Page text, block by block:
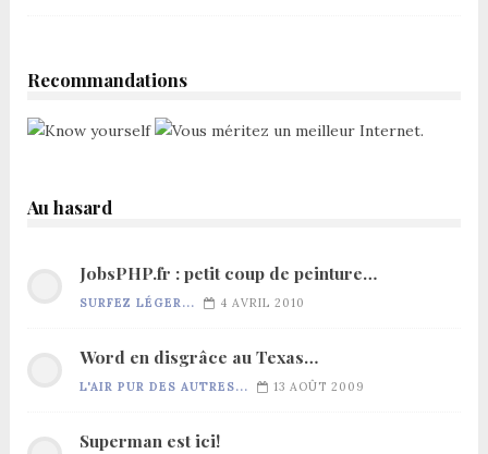
Recommandations
Au hasard
JobsPHP.fr : petit coup de peinture…
SURFEZ LÉGER... 4 AVRIL 2010
Word en disgrâce au Texas…
L'AIR PUR DES AUTRES... 13 AOÛT 2009
Superman est ici!